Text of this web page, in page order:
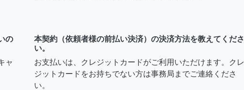
の
ャ
本契約（依頼者様の前払い決済）の決済方法を教えてくださ
い。
お支払いは、クレジットカードがご利用いただけます。クレ
ジットカードをお持ちでない方は事務局までご連絡くださ
い。